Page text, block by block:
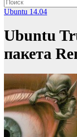
Ubuntu 14.04
Ubuntu
пакета